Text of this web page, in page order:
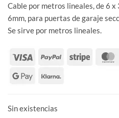
Cable por metros lineales, de 6
6mm, para puertas de garaje
Se sirve por metros lineales.
Sin existencias